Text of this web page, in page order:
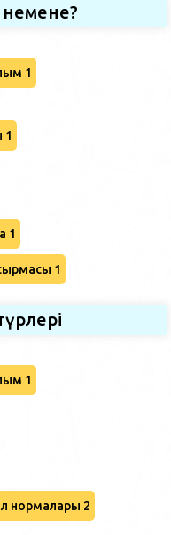
1
1
1
1
1
нормалары 2